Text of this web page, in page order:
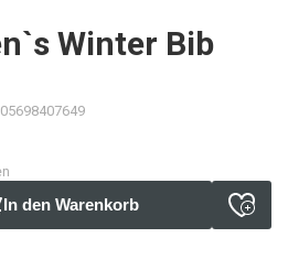
Winter Bib
In den Warenkorb